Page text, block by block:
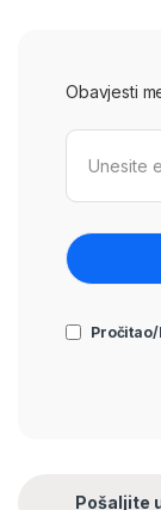
Obavjesti